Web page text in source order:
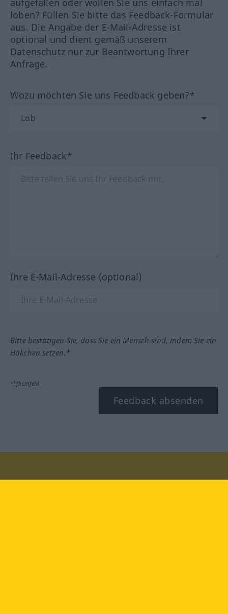
aufgefallen oder wollen Sie uns einfach mal
loben? Füllen Sie bitte das Feedback-Formular
aus. Die Angabe der E-Mail-Adresse ist
optional und dient gemäß unserem
Datenschutz nur zur Beantwortung Ihrer
Anfrage.
Wozu möchten Sie uns Feedback geben?*
Ihr Feedback*
Ihre E-Mail-Adresse (optional)
Bitte bestätigen Sie, dass Sie ein Mensch sind, indem Sie ein
Häkchen setzen.*
*Pflichtfeld
Feedback absenden
Besuchen Sie uns auf: